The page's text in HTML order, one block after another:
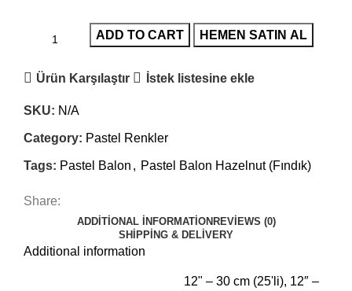
ADD TO CART HEMEN SATIN AL
Ürün Karşılaştır İstek listesine ekle
SKU: N/A
Category: Pastel Renkler
Tags: Pastel Balon , Pastel Balon Hazelnut (Fındık)
Share:
ADDITIONAL INFORMATION REVIEWS (0)
SHIPPING & DELIVERY
Additional information
12" – 30 cm (25'li), 12″ –